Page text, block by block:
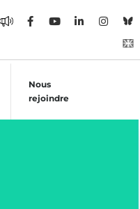
Nous
rejoindre